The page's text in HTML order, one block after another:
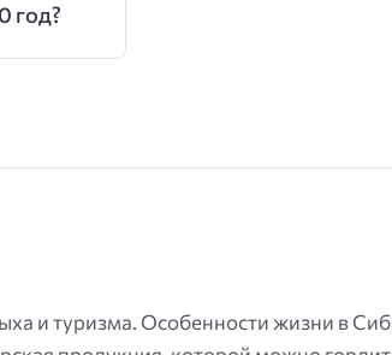
год?
и туризма. Особенности жизни в